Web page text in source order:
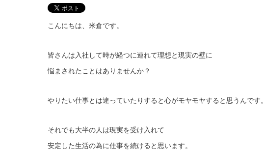
こんにちは、米倉です。
皆さんは入社して時が経つに連れて理想と現実の壁に
悩まされたことはありませんか？
やりたい仕事とは違っていたりすると心がモヤモヤすると思うんです。
それでも大半の人は現実を受け入れて
安定した生活の為に仕事を続けると思います。